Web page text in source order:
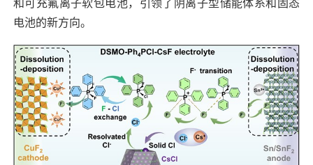
和可充氟离子软包电池，引领了阴离子型储能体系和固态
电池的新方向。